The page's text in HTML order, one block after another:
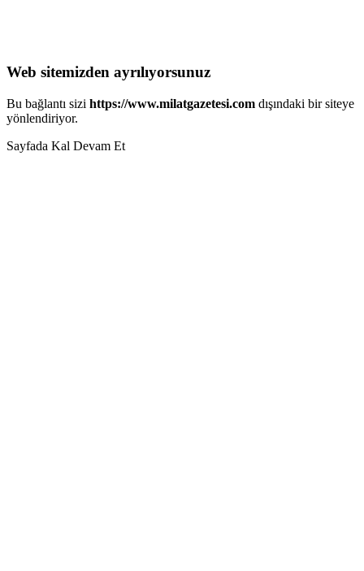
Web sitemizden ayrılıyorsunuz
Bu bağlantı sizi https://www.milatgazetesi.com dışındaki bir siteye
yönlendiriyor.
Sayfada Kal Devam Et